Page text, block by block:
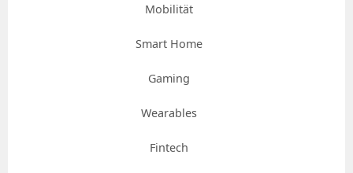
Mobilität
Smart Home
Gaming
Wearables
Fintech